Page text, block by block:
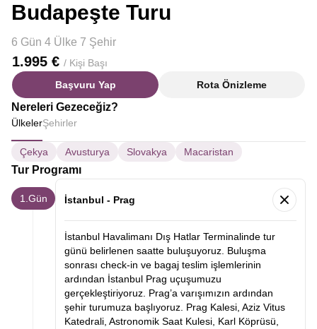
Budapeşte Turu
6 Gün 4 Ülke 7 Şehir
1.995 € / Kişi Başı
Başvuru Yap
Rota Önizleme
Nereleri Gezeceğiz?
ÜlkelerŞehirler
Çekya Avusturya Slovakya Macaristan
Tur Programı
1.Gün İstanbul - Prag
İstanbul Havalimanı Dış Hatlar Terminalinde tur
günü belirlenen saatte buluşuyoruz. Buluşma
sonrası check-in ve bagaj teslim işlemlerinin
ardından İstanbul Prag uçuşumuzu
gerçekleştiriyoruz. Prag’a varışımızın ardından
şehir turumuza başlıyoruz. Prag Kalesi, Aziz Vitus
Katedrali, Astronomik Saat Kulesi, Karl Köprüsü,